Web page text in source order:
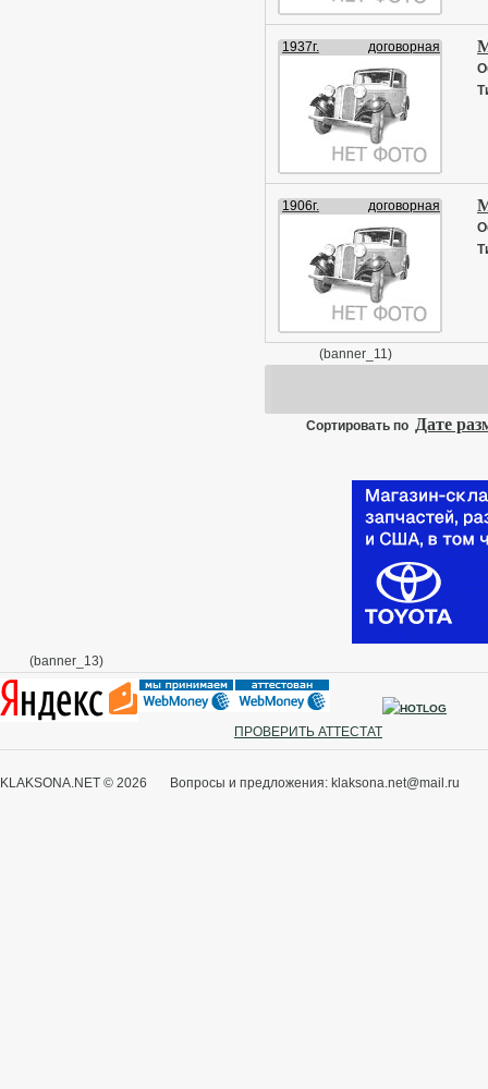
1937г. договорная
1906г. договорная
(banner_11)
Сортировать по Дате
(banner_13)
ПРОВЕРИТЬ АТТЕСТАТ
KLAKSONA.NET © 2026 Вопросы и предложения: klaksona.net@mail.ru